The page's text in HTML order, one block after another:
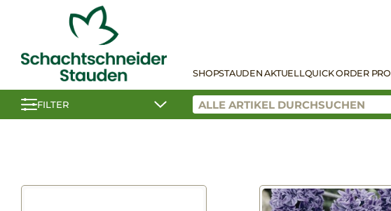
SHOPSTAUDEN AKTUELLQUICK ORDER PRO
FILTER